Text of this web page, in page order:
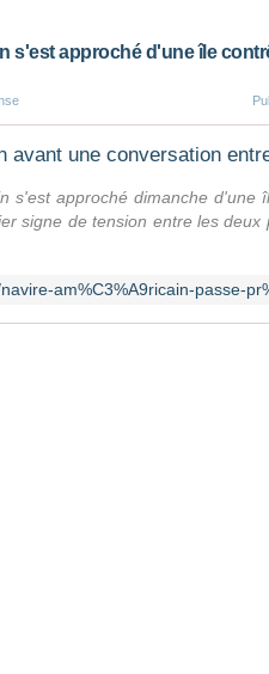
s'est approché d'une île
avant une conversation
s'est approché dimanche d'une
signe de tension entre les